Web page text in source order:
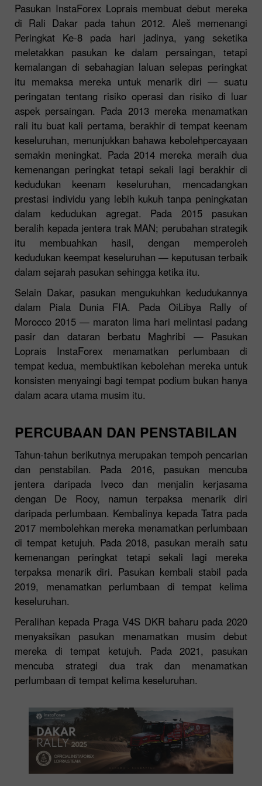
Pasukan InstaForex Loprais membuat debut mereka
di Rali Dakar pada tahun 2012. Aleš memenangi
Peringkat Ke-8 pada hari jadinya, yang seketika
meletakkan pasukan ke dalam persaingan, tetapi
kemalangan di sebahagian laluan selepas peringkat
itu memaksa mereka untuk menarik diri — suatu
peringatan tentang risiko operasi dan risiko di luar
aspek persaingan. Pada 2013 mereka menamatkan
rali itu buat kali pertama, berakhir di tempat keenam
keseluruhan, menunjukkan bahawa kebolehpercayaan
semakin meningkat. Pada 2014 mereka meraih dua
kemenangan peringkat tetapi sekali lagi berakhir di
kedudukan keenam keseluruhan, mencadangkan
prestasi individu yang lebih kukuh tanpa peningkatan
dalam kedudukan agregat. Pada 2015 pasukan
beralih kepada jentera trak MAN; perubahan strategik
itu membuahkan hasil, dengan memperoleh
kedudukan keempat keseluruhan — keputusan terbaik
dalam sejarah pasukan sehingga ketika itu.
Selain Dakar, pasukan mengukuhkan kedudukannya
dalam Piala Dunia FIA. Pada OiLibya Rally of
Morocco 2015 — maraton lima hari melintasi padang
pasir dan dataran berbatu Maghribi — Pasukan
Loprais InstaForex menamatkan perlumbaan di
tempat kedua, membuktikan kebolehan mereka untuk
konsisten menyaingi bagi tempat podium bukan hanya
dalam acara utama musim itu.
PERCUBAAN DAN PENSTABILAN
Tahun-tahun berikutnya merupakan tempoh pencarian
dan penstabilan. Pada 2016, pasukan mencuba
jentera daripada Iveco dan menjalin kerjasama
dengan De Rooy, namun terpaksa menarik diri
daripada perlumbaan. Kembalinya kepada Tatra pada
2017 membolehkan mereka menamatkan perlumbaan
di tempat ketujuh. Pada 2018, pasukan meraih satu
kemenangan peringkat tetapi sekali lagi mereka
terpaksa menarik diri. Pasukan kembali stabil pada
2019, menamatkan perlumbaan di tempat kelima
keseluruhan.
Peralihan kepada Praga V4S DKR baharu pada 2020
menyaksikan pasukan menamatkan musim debut
mereka di tempat ketujuh. Pada 2021, pasukan
mencuba strategi dua trak dan menamatkan
perlumbaan di tempat kelima keseluruhan.